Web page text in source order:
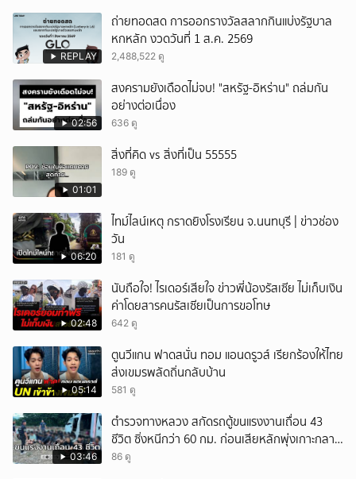
REPLAY
ถ่ายทอดสด การออกรางวัลสลากกินแบ่งรัฐบาล
หกหลัก งวดวันที่ 1 ส.ค. 2569
2,488,522 ดู
02:56
สงครามยังเดือดไม่จบ! "สหรัฐ-อิหร่าน" ถล่มกัน
อย่างต่อเนื่อง
636 ดู
01:01
สิ่งที่คิด vs สิ่งที่เป็น 55555
189 ดู
06:20
ไทม์ไลน์เหตุ กราดยิงโรงเรียน จ.นนทบุรี | ข่าวช่อง
วัน
181 ดู
02:48
นับถือใจ! ไรเดอร์เสียใจ ข่าวพี่น้องรัสเซีย ไม่เก็บเงิน
ค่าโดยสารคนรัสเซียเป็นการขอโทษ
642 ดู
05:14
ตูนวีแกน ฟาดสนั่น ทอม แอนดรูวส์ เรียกร้องให้ไทย
ส่งเขมรพลัดถิ่นกลับบ้าน
581 ดู
03:46
ตำรวจทางหลวง สกัดรถตู้ขนแรงงานเถื่อน 43
ชีวิต ซิ่งหนีกว่า 60 กม. ก่อนเสียหลักพุ่งเกาะกลาง
ถนน
86 ดู